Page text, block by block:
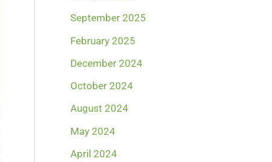
September 2025
February 2025
December 2024
October 2024
August 2024
May 2024
April 2024